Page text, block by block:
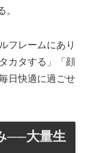
。
フレームにあり
カタする」「顔
日快適に過ごせ
──大量生